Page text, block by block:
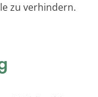
zu verhindern.